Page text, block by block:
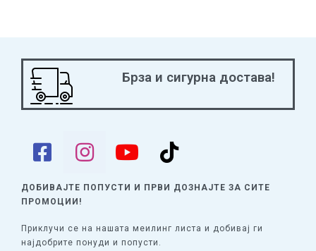
Брза и сигурна достава!
ДОБИВАЈТЕ ПОПУСТИ И ПРВИ ДОЗНАЈТЕ ЗА СИТЕ
ПРОМОЦИИ!
Приклучи се на нашата меилинг листа и добивај ги
најдобрите понуди и попусти.